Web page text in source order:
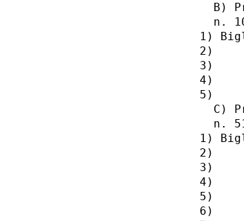
B)
n.
1)
2)
3)
4)
5)
C)
n.
1)
2)
3)
4)
5)
6)